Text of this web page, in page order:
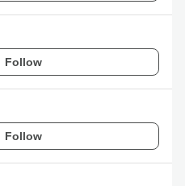
Follow
Follow